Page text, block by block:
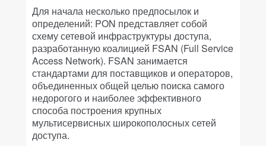
Для начала несколько предпосылок и
определений: PON представляет собой
схему сетевой инфраструктуры доступа,
разработанную коалицией FSAN (Full Service
Access Network). FSAN занимается
стандартами для поставщиков и операторов,
объединенных общей целью поиска самого
недорогого и наиболее эффективного
способа построения крупных
мультисервисных широкополосных сетей
доступа.